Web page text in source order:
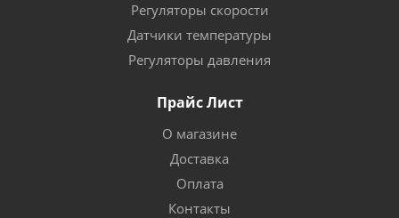
Регуляторы скорости
Датчики температуры
Регуляторы давления
Прайс Лист
О магазине
Доставка
Оплата
Контакты